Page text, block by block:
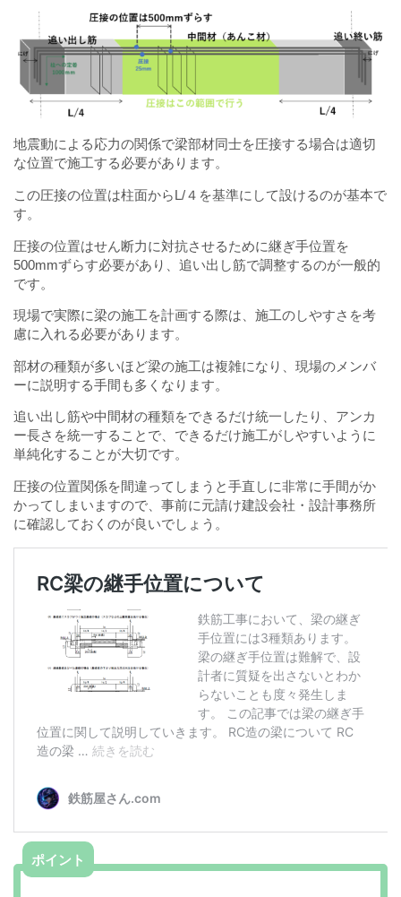
地震動による応力の関係で梁部材同士を圧接する場合は適切
な位置で施工する必要があります。
この圧接の位置は柱面からL/４を基準にして設けるのが基本で
す。
圧接の位置はせん断力に対抗させるために継ぎ手位置を
500mmずらす必要があり、追い出し筋で調整するのが一般的
です。
現場で実際に梁の施工を計画する際は、施工のしやすさを考
慮に入れる必要があります。
部材の種類が多いほど梁の施工は複雑になり、現場のメンバ
ーに説明する手間も多くなります。
追い出し筋や中間材の種類をできるだけ統一したり、アンカ
ー長さを統一することで、できるだけ施工がしやすいように
単純化することが大切です。
圧接の位置関係を間違ってしまうと手直しに非常に手間がか
かってしまいますので、事前に元請け建設会社・設計事務所
に確認しておくのが良いでしょう。
ポイント